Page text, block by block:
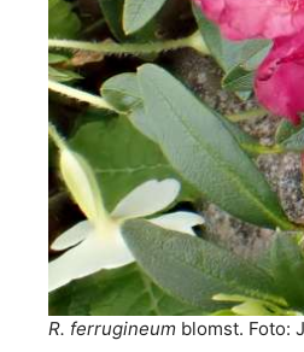
R. ferrugineum blomst. Foto: